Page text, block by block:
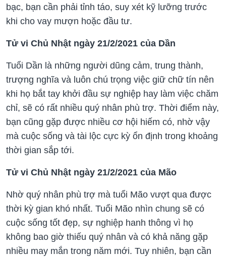
bạc, bạn cần phải tỉnh táo, suy xét kỹ lưỡng trước
khi cho vay mượn hoặc đầu tư.
Tử vi Chủ Nhật ngày 21/2/2021 của Dần
Tuổi Dần là những người dũng cảm, trung thành,
trượng nghĩa và luôn chú trọng việc giữ chữ tín nên
khi họ bắt tay khởi đầu sự nghiệp hay làm việc chăm
chỉ, sẽ có rất nhiều quý nhân phù trợ. Thời điểm này,
bạn cũng gặp được nhiều cơ hội hiếm có, nhờ vậy
mà cuộc sống và tài lộc cực kỳ ổn định trong khoảng
thời gian sắp tới.
Tử vi Chủ Nhật ngày 21/2/2021 của Mão
Nhờ quý nhân phù trợ mà tuổi Mão vượt qua được
thời kỳ gian khó nhất. Tuổi Mão nhìn chung sẽ có
cuộc sống tốt đẹp, sự nghiệp hanh thông vì họ
không bao giờ thiếu quý nhân và có khả năng gặp
nhiều may mắn trong năm mới. Tuy nhiên, bạn cần